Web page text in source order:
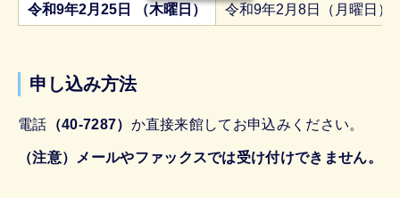
令和9年2月25日 （木曜日） 令和9年2月8日（月曜日）
申し込み方法
電話 （40-7287） か直接来館してお申込みください。
（注意）メールやファックスでは受け付けできません。